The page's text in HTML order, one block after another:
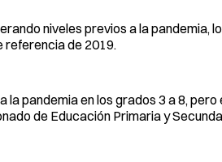
niveles previos a la pandemia,
referencia de 2019.
pandemia en los grados 3 a 8, pero
de Educación Primaria y